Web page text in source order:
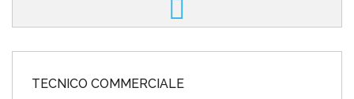
TECNICO COMMERCIALE